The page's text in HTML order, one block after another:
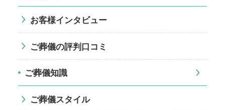
お客様インタビュー
ご葬儀の評判口コミ
ご葬儀知識
ご葬儀スタイル